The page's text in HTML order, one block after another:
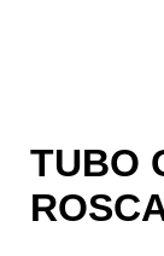
TUBO